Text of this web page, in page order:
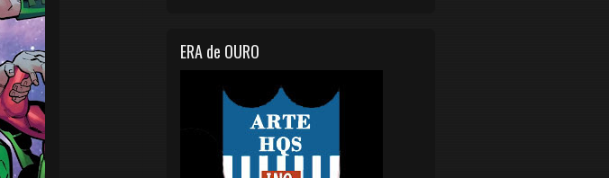
ERA de OURO